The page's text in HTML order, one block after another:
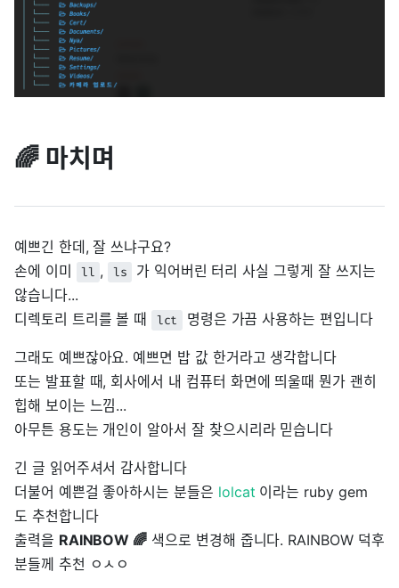
🌈 마치며
예쁘긴 한데, 잘 쓰냐구요?
손에 이미
ll , ls
가 익어버린 터리 사실 그렇게 잘 쓰지는
않습니다...
디렉토리 트리를 볼 때
lct 명령은 가끔 사용하는 편입니다
그래도 예쁘잖아요. 예쁘면 밥 값 한거라고 생각합니다
또는 발표할 때, 회사에서 내 컴퓨터 화면에 띄울때 뭔가 괜히
힙해 보이는 느낌...
아무튼 용도는 개인이 알아서 잘 찾으시리라 믿습니다
긴 글 읽어주셔서 감사합니다
더불어 예쁜걸 좋아하시는 분들은 lolcat 이라는 ruby gem
도 추천합니다
출력을 RAINBOW 🌈 색으로 변경해 줍니다. RAINBOW 덕후
분들께 추천 ㅇㅅㅇ